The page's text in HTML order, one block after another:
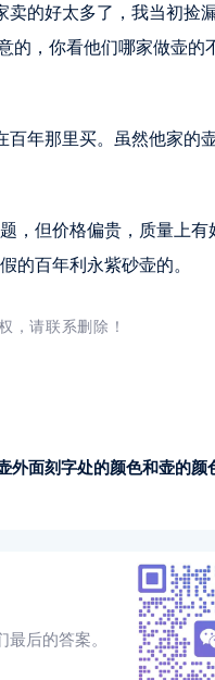
的好太多了，我当初捡
的，你看他们哪家做壶的
年那里买。虽然他家的
，但价格偏贵，质量上有
的百年利永紫砂壶的。
，请联系删除！
面刻字处的颜色和壶的颜色不同
后的答案。